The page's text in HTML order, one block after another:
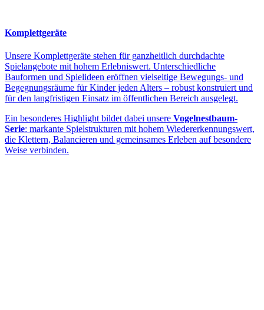
Komplettgeräte
Unsere Komplettgeräte stehen für ganzheitlich durchdachte
Spielangebote mit hohem Erlebniswert. Unterschiedliche
Bauformen und Spielideen eröffnen vielseitige Bewegungs- und
Begegnungsräume für Kinder jeden Alters – robust konstruiert und
für den langfristigen Einsatz im öffentlichen Bereich ausgelegt.
Ein besonderes Highlight bildet dabei unsere Vogelnestbaum-
Serie: markante Spielstrukturen mit hohem Wiedererkennungswert,
die Klettern, Balancieren und gemeinsames Erleben auf besondere
Weise verbinden.